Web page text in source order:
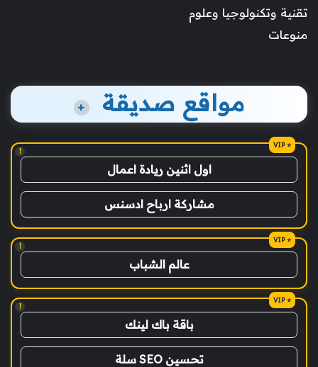
تقنية وتكنولوجيا وعلوم
منوعات
مواقع صديقة +
!
اول اثنين ريادة اعمال
مشاركة ارباح ادسنس
!
عالم الشباب
!
باقة باك لينك
تحسين SEO سلة